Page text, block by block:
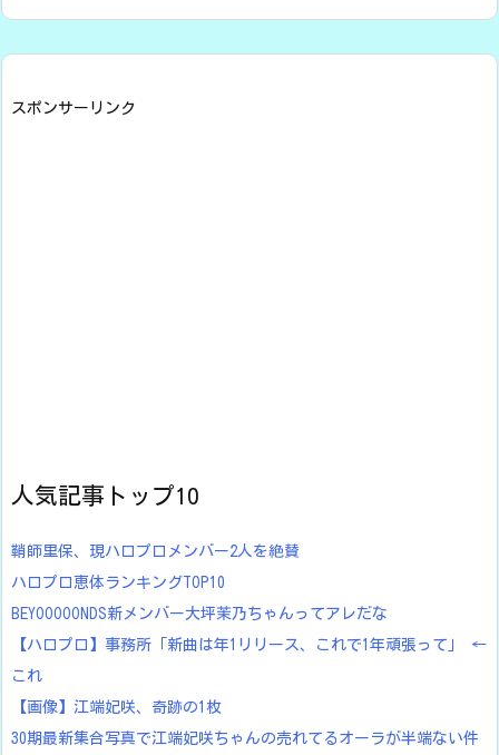
スポンサーリンク
人気記事トップ10
鞘師里保、現ハロプロメンバー2人を絶賛
ハロプロ恵体ランキングTOP10
BEYOOOOONDS新メンバー大坪茉乃ちゃんってアレだな
【ハロプロ】事務所「新曲は年1リリース、これで1年頑張って」 ←
これ
【画像】江端妃咲、奇跡の1枚
30期最新集合写真で江端妃咲ちゃんの売れてるオーラが半端ない件